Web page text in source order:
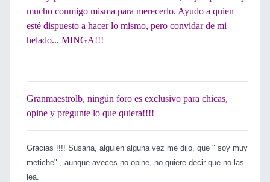
mucho conmigo misma para merecerlo. Ayudo a quien
esté dispuesto a hacer lo mismo, pero convidar de mi
helado... MINGA!!!
Granmaestrolb, ningún foro es exclusivo para chicas,
opine y pregunte lo que quiera!!!!
Gracias !!!! Susana, alguien alguna vez me dijo, que " soy muy
metiche" , aunque aveces no opine, no quiere decir que no las
lea.